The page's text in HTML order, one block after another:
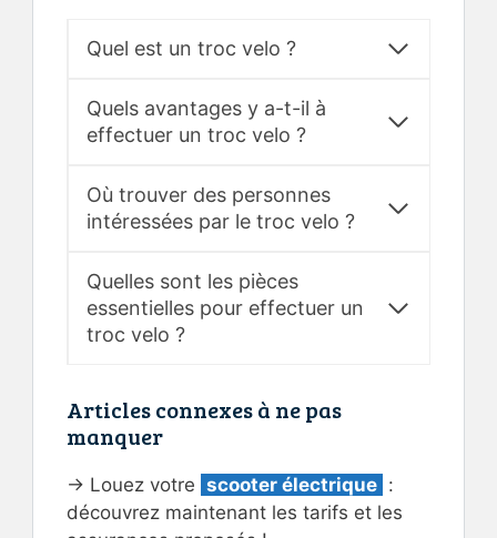
Quel est un troc velo ?
Quels avantages y a-t-il à
effectuer un troc velo ?
Où trouver des personnes
intéressées par le troc velo ?
Quelles sont les pièces
essentielles pour effectuer un
troc velo ?
Articles connexes à ne pas
manquer
→ Louez votre scooter électrique :
découvrez maintenant les tarifs et les